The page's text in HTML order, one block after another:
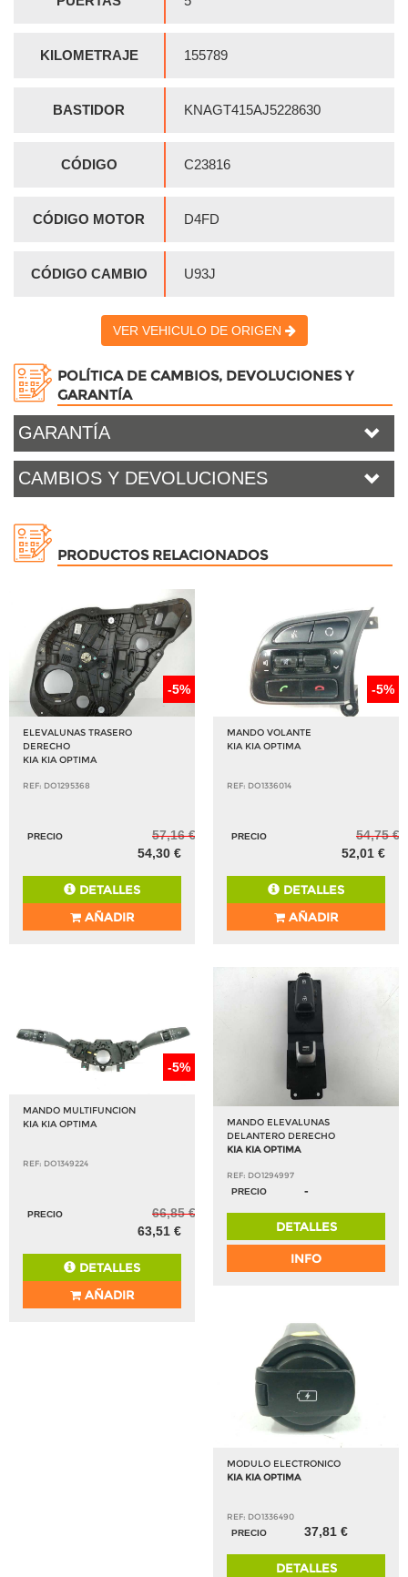
KILOMETRAJE 155789
BASTIDOR KNAGT415AJ5228630
CÓDIGO C23816
CÓDIGO MOTOR D4FD
CÓDIGO CAMBIO U93J
VER VEHICULO DE ORIGEN
POLÍTICA DE CAMBIOS, DEVOLUCIONES Y
GARANTÍA
GARANTÍA
CAMBIOS Y DEVOLUCIONES
PRODUCTOS RELACIONADOS
-5%
ELEVALUNAS TRASERO
DERECHO
KIA KIA OPTIMA
REF: DO1295368
PRECIO
57,16 €
54,30 €
DETALLES
AÑADIR
-5%
MANDO VOLANTE
KIA KIA OPTIMA
REF: DO1336014
PRECIO
54,75 €
52,01 €
DETALLES
AÑADIR
-5%
MANDO MULTIFUNCION
KIA KIA OPTIMA
REF: DO1349224
PRECIO
66,85 €
63,51 €
DETALLES
AÑADIR
MANDO ELEVALUNAS
DELANTERO DERECHO
KIA KIA OPTIMA
REF: DO1294997
PRECIO
-
DETALLES
INFO
MODULO ELECTRONICO
KIA KIA OPTIMA
REF: DO1336490
PRECIO
37,81 €
DETALLES